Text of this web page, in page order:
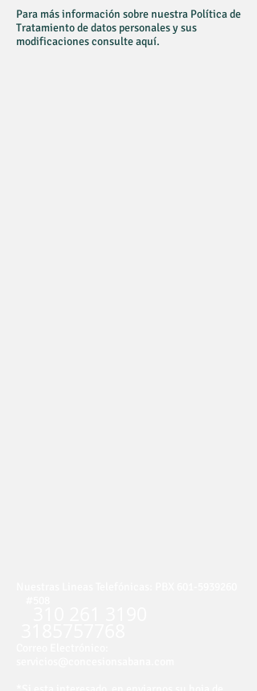
Para más información sobre nuestra Política de
Tratamiento de datos personales y sus
modificaciones consulte aquí.